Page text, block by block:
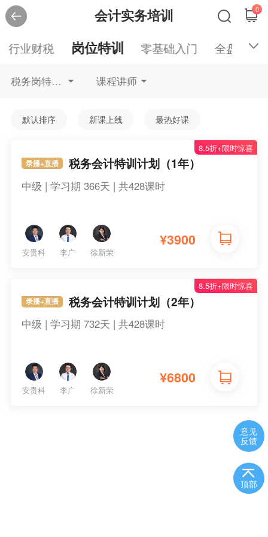
会计实务培训 0
行业财税 岗位特训 零基础入门 全盘账务
税务岗特训不限 课程讲师
默认排序 新课上线 最热好课
录播+直播 税务会计特训计划（1年）
中级 | 学习期 366天 | 共428课时
安贵科 李广 徐新荣
¥3900
8.5折+限时惊喜
录播+直播 税务会计特训计划（2年）
中级 | 学习期 732天 | 共428课时
安贵科 李广 徐新荣
¥6800
8.5折+限时惊喜
意见
反馈
顶部